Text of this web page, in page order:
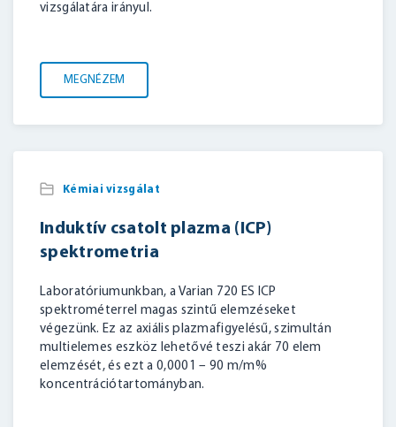
vizsgálatára irányul.
MEGNÉZEM
Kémiai vizsgálat
Induktív csatolt plazma (ICP)
spektrometria
Laboratóriumunkban, a Varian 720 ES ICP
spektrométerrel magas szintű elemzéseket
végezünk. Ez az axiális plazmafigyelésű, szimultán
multielemes eszköz lehetővé teszi akár 70 elem
elemzését, és ezt a 0,0001 – 90 m/m%
koncentrációtartományban.